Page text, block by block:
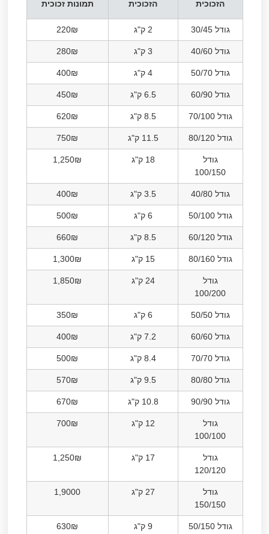
הזכוכית הזכוכית תמונות זכוכית
גודל 30/45 2 ק"ג 220₪
גודל 40/60 3 ק"ג 280₪
גודל 50/70 4 ק"ג 400₪
גודל 60/90 6.5 ק"ג 450₪
גודל 70/100 8.5 ק"ג 620₪
גודל 80/120 11.5 ק"ג 750₪
גודל
100/150
18 ק"ג 1,250₪
גודל 40/80 3.5 ק"ג 400₪
גודל 50/100 6 ק"ג 500₪
גודל 60/120 8.5 ק"ג 660₪
גודל 80/160 15 ק"ג 1,300₪
גודל
100/200
24 ק"ג 1,850₪
גודל 50/50 6 ק"ג 350₪
גודל 60/60 7.2 ק"ג 400₪
גודל 70/70 8.4 ק"ג 500₪
גודל 80/80 9.5 ק"ג 570₪
גודל 90/90 10.8 ק"ג 670₪
גודל
100/100
12 ק"ג 700₪
גודל
120/120
17 ק"ג 1,250₪
גודל
150/150
27 ק"ג 1,9000
גודל 50/150 9 ק"ג 630₪